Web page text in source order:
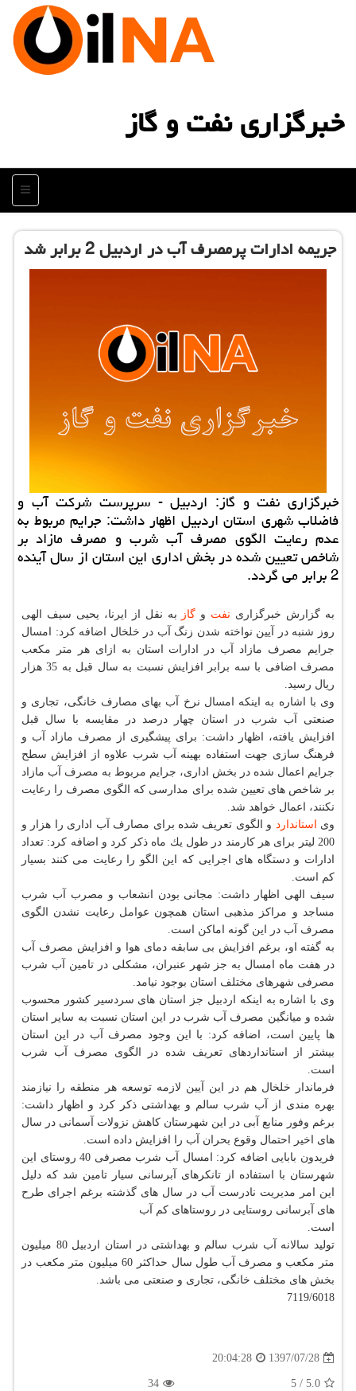
خبرگزاری نفت و گاز
منو
جریمه ادارات پرمصرف آب در اردبیل 2 برابر شد
خبرگزاری نفت و گاز: اردبیل - سرپرست شركت آب و
فاضلاب شهری استان اردبیل اظهار داشت: جرایم مربوط به
عدم رعایت الگوی مصرف آب شرب و مصرف مازاد بر
شاخص تعیین شده در بخش اداری این استان از سال آینده
2 برابر می گردد.
به گزارش خبرگزاری نفت و گاز
به نقل از ایرنا، یحیی سیف الهی
روز شنبه در آیین نواخته شدن زنگ آب در خلخال اضافه كرد: امسال
جرایم مصرف مازاد آب در ادارات استان به ازای هر متر مكعب
مصرف اضافی با سه برابر افزایش نسبت به سال قبل به 35 هزار
ریال رسید.
وی با اشاره به اینكه امسال نرخ آب بهای مصارف خانگی، تجاری و
صنعتی آب شرب در استان چهار درصد در مقایسه با سال قبل
افزایش یافته، اظهار داشت: برای پیشگیری از مصرف مازاد آب و
فرهنگ سازی جهت استفاده بهینه آب شرب علاوه از افزایش سطح
جرایم اعمال شده در بخش اداری، جرایم مربوط به مصرف آب مازاد
بر شاخص های تعیین شده برای مدارسی كه الگوی مصرف را رعایت
نكنند، اعمال خواهد شد.
وی استاندارد و الگوی تعریف شده برای مصارف آب اداری را هزار و
200 لیتر برای هر كارمند در طول یك ماه ذكر كرد و اضافه كرد: تعداد
ادارات و دستگاه های اجرایی كه این الگو را رعایت می كنند بسیار
كم است.
سیف الهی اظهار داشت: مجانی بودن انشعاب و مصرب آب شرب
مساجد و مراكز مذهبی استان همچون عوامل رعایت نشدن الگوی
مصرف آب در این گونه اماكن است.
به گفته او، برغم افزایش بی سابقه دمای هوا و افزایش مصرف آب
در هفت ماه امسال به جز شهر عنبران، مشكلی در تامین آب شرب
مصرفی شهرهای مختلف استان بوجود نیامد.
وی با اشاره به اینكه اردبیل جز استان های سردسیر كشور محسوب
شده و میانگین مصرف آب شرب در این استان نسبت به سایر استان
ها پایین است، اضافه كرد: با این وجود مصرف آب در این استان
بیشتر از استانداردهای تعریف شده در الگوی مصرف آب شرب
است.
فرماندار خلخال هم در این آیین لازمه توسعه هر منطقه را نیازمند
بهره مندی از آب شرب سالم و بهداشتی ذكر كرد و اظهار داشت:
برغم وفور منابع آبی در این شهرستان كاهش نزولات آسمانی در سال
های اخیر احتمال وقوع بحران آب را افزایش داده است.
فریدون بابایی اضافه كرد: امسال آب شرب مصرفی 40 روستای این
شهرستان با استفاده از تانكرهای آبرسانی سیار تامین شد كه دلیل
این امر مدیریت نادرست آب در سال های گذشته برغم اجرای طرح
های آبرسانی روستایی در روستاهای كم آب
است.
تولید سالانه آب شرب سالم و بهداشتی در استان اردبیل 80 میلیون
متر مكعب و مصرف آب طول سال حداكثر 60 میلیون متر مكعب در
بخش های مختلف خانگی، تجاری و صنعتی می باشد.
7119/6018
1397/07/28
20:04:28
5.0
/
5
34